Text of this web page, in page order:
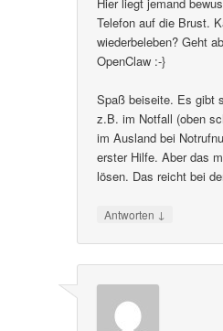
Telefon auf die Brust.
wiederbeleben? Geht
OpenClaw :-}
Spaß beiseite. Es gibt
z.B. im Notfall (oben
im Ausland bei
erster Hilfe. Aber das
lösen. Das reicht bei
Antworten ↓